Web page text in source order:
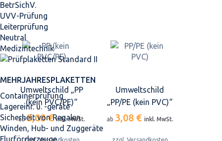
BetrSichV.
UVV-Prüfung
Leiterprüfung
Neutral
Medizintechnik
MEHRJAHRES­PLAKETTEN
Containerprüfung
Lagereinr. u. -geräte
Sicherheit von Regalen
Winden, Hub- und Zuggeräte
Flurförderzeuge
Umweltschild „PP
(kein PVC/PE)“
ab3,08 €inkl. MwSt.
Umweltschild
„PP/PE (kein PVC)“
ab 3,08 € inkl. MwSt.